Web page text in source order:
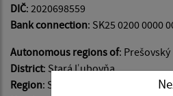
DIČ: 2020698559
Bank connection: SK25 0200 0000
Autonomous regions of: Prešovský
District: Stará Ľubovňa
Region: Spiš